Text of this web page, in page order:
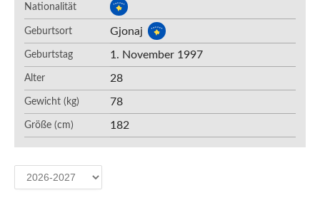
Nationalität
Geburtsort Gjonaj
Geburtstag 1. November 1997
Alter 28
Gewicht (kg) 78
Größe (cm) 182